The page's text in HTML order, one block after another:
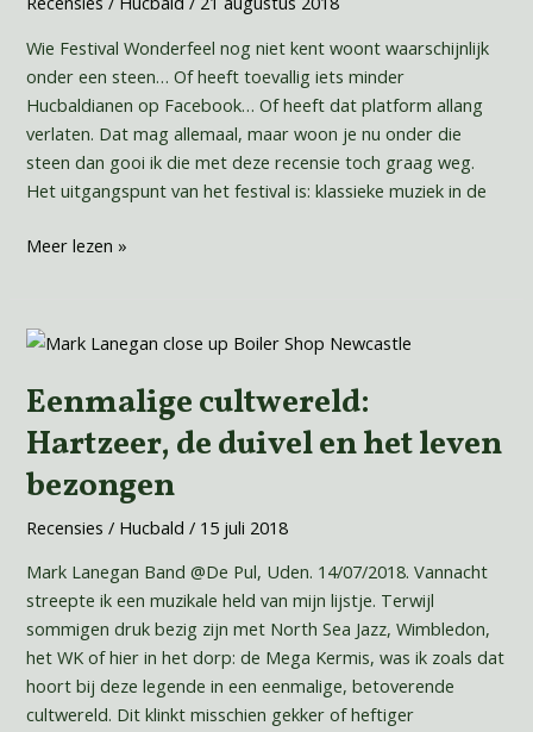
Wie Festival Wonderfeel nog niet kent woont waarschijnlijk
onder een steen… Of heeft toevallig iets minder
Hucbaldianen op Facebook… Of heeft dat platform allang
verlaten. Dat mag allemaal, maar woon je nu onder die
steen dan gooi ik die met deze recensie toch graag weg.
Het uitgangspunt van het festival is: klassieke muziek in de
Meer lezen »
Eenmalige cultwereld:
Hartzeer, de duivel en het leven
bezongen
Recensies / Hucbald/ 15 juli 2018
Mark Lanegan Band @De Pul, Uden. 14/07/2018. Vannacht
streepte ik een muzikale held van mijn lijstje. Terwijl
sommigen druk bezig zijn met North Sea Jazz, Wimbledon,
het WK of hier in het dorp: de Mega Kermis, was ik zoals dat
hoort bij deze legende in een eenmalige, betoverende
cultwereld. Dit klinkt misschien gekker of heftiger
Eenmalige
Hartzeer,
de
duivel
en
leven
bezongen